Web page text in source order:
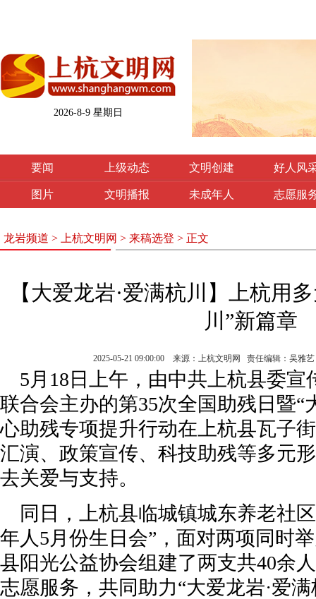
2026-8-9 星期日
要闻 上级动态 文明创建 好人风
图片 文明播报 未成年人 志愿服
龙岩频道 > 上杭文明网 > 来稿选登 > 正文
【大爱龙岩·爱满杭川】上杭用
川”新篇章
2025-05-21 09:00:00 来源：上杭文明网 责任编辑：吴雅
5月18日上午，由中共上杭县委宣
联合会主办的第35次全国助残日暨“
心助残专项提升行动在上杭县瓦子
汇演、政策宣传、科技助残等多元
去关爱与支持。
同日，上杭县临城镇城东养老社
年人5月份生日会”，面对两项同时
县阳光公益协会组建了两支共40余
志愿服务，共同助力“大爱龙岩·爱